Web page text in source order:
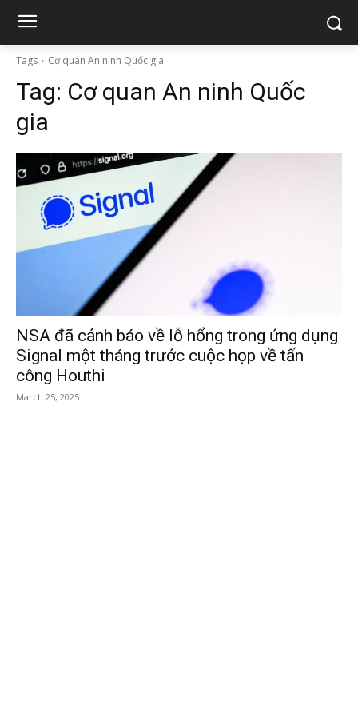
Tags Cơ quan An ninh Quốc gia
Tag: Cơ quan An ninh Quốc
gia
NSA đã cảnh báo về lỗ hổng trong ứng dụng
Signal một tháng trước cuộc họp về tấn
công Houthi
March 25, 2025